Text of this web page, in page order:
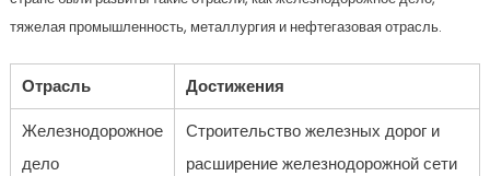
тяжелая промышленность, металлургия и нефтегазовая отрасль.
Отрасль
Достижения
Железнодорожное
дело
Строительство железных дорог и
расширение железнодорожной сети